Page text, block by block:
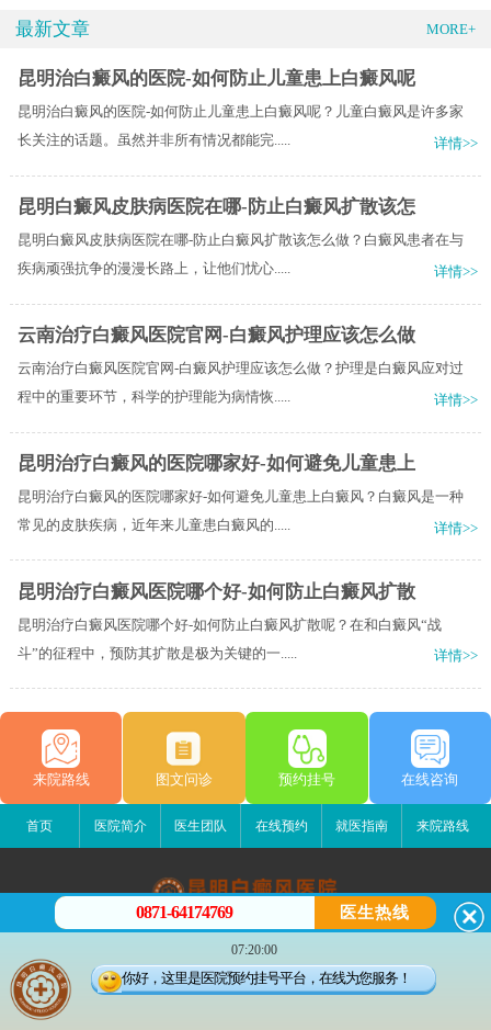
最新文章 MORE+
昆明治白癜风的医院-如何防止儿童患上白癜风呢
昆明治白癜风的医院-如何防止儿童患上白癜风呢？儿童白癜风是许多家
长关注的话题。虽然并非所有情况都能完.....
详情>>
昆明白癜风皮肤病医院在哪-防止白癜风扩散该怎
昆明白癜风皮肤病医院在哪-防止白癜风扩散该怎么做？白癜风患者在与
疾病顽强抗争的漫漫长路上，让他们忧心.....
详情>>
云南治疗白癜风医院官网-白癜风护理应该怎么做
云南治疗白癜风医院官网-白癜风护理应该怎么做？护理是白癜风应对过
程中的重要环节，科学的护理能为病情恢.....
详情>>
昆明治疗白癜风的医院哪家好-如何避免儿童患上
昆明治疗白癜风的医院哪家好-如何避免儿童患上白癜风？白癜风是一种
常见的皮肤疾病，近年来儿童患白癜风的.....
详情>>
昆明治疗白癜风医院哪个好-如何防止白癜风扩散
昆明治疗白癜风医院哪个好-如何防止白癜风扩散呢？在和白癜风“战
斗”的征程中，预防其扩散是极为关键的一.....
详情>>
来院路线 图文问诊 预约挂号 在线咨询
首页 医院简介 医生团队 在线预约 就医指南 来院路线
昆明白癜风医院
昆明市五华区护国路2号
版权所有：昆明白癜风医院
0871-64174769 医生热线
07:20:00
你好，这里是医院预约挂号平台，在线为您服务！